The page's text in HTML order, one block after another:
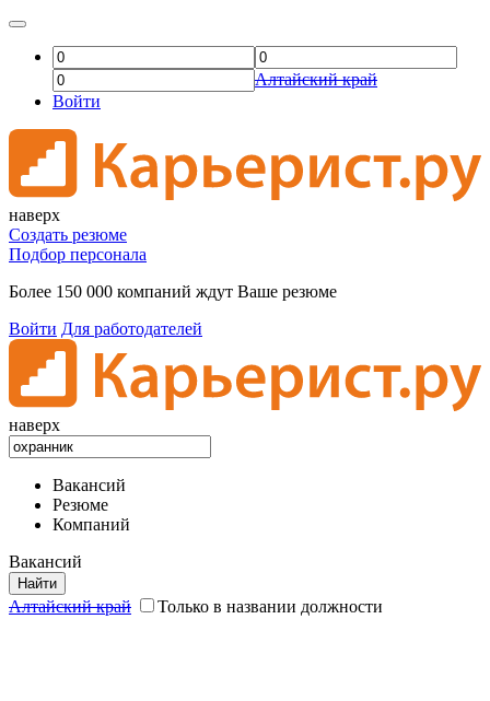
Алтайский край
Войти
наверх
Создать резюме
Подбор персонала
Более 150 000 компаний ждут Ваше резюме
Войти Для работодателей
наверх
Вакансий
Резюме
Компаний
Вакансий
Найти
Алтайский край Только в названии должности